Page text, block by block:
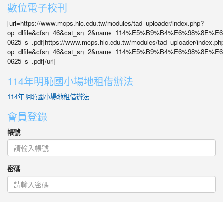
數位電子校刊
[url=https://www.mcps.hlc.edu.tw/modules/tad_uploader/index.php?
0625_s_.pdf]https://www.mcps.hlc.edu.tw/modules/tad_uploader/
0625_s_.pdf[/url]
114年明恥國小場地租借辦法
114年明恥國小場地租借辦法
會員登錄
帳號
密碼